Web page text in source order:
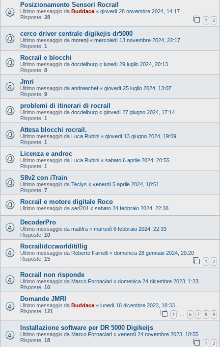
Posizionamento Sensori Rocrail
Ultimo messaggio da Buddace « giovedì 28 novembre 2024, 14:17
Risposte: 28 1 2
cerco driver centrale digikejis dr5000
Ultimo messaggio da morenji « mercoledì 13 novembre 2024, 22:17
Risposte: 1
Rocrail e blocchi
Ultimo messaggio da docdelburg « lunedì 29 luglio 2024, 20:13
Risposte: 8
Jmri
Ultimo messaggio da andreachef « giovedì 25 luglio 2024, 13:07
Risposte: 9
problemi di itinerari di rocrail
Ultimo messaggio da docdelburg « giovedì 27 giugno 2024, 17:14
Risposte: 1
Attesa blocchi rocrail.
Ultimo messaggio da Luca.Rubini « giovedì 13 giugno 2024, 19:09
Risposte: 1
Licenza e androc
Ultimo messaggio da Luca.Rubini « sabato 6 aprile 2024, 20:55
Risposte: 1
S8v2 con iTrain
Ultimo messaggio da Teclys « venerdì 5 aprile 2024, 10:51
Risposte: 7
Rocrail e motore digitale Roco
Ultimo messaggio da seri201 « sabato 24 febbraio 2024, 22:38
DecoderPro
Ultimo messaggio da mattfra « martedì 6 febbraio 2024, 22:33
Risposte: 10
Rocrail/dccworld/tillig
Ultimo messaggio da Roberto Fainelli « domenica 28 gennaio 2024, 20:20
Risposte: 15 1 2
Rocrail non risponde
Ultimo messaggio da Marco Fornaciari « domenica 24 dicembre 2023, 1:23
Risposte: 10
Domande JMRI
Ultimo messaggio da Buddace « lunedì 18 dicembre 2023, 18:33
Risposte: 121 1 … 6 7 8 9
Installazione software per DR 5000 Digikeijs
Ultimo messaggio da Marco Fornaciari « venerdì 24 novembre 2023, 18:55
Risposte: 18 1 2